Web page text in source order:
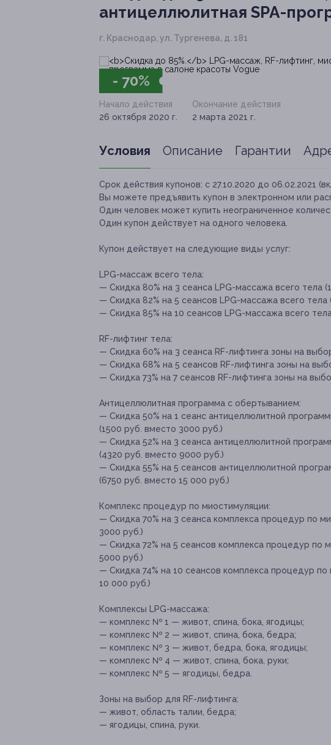
антицеллюлитная SPA-
г. Краснодар, ул. Тургенева, д. 181
- 70%
Начало действия
26 октября 2020 г.
Окончание действия
2 марта 2021 г.
Условия Описание Гарантии
Срок действия купонов: с 27.10.2020 до 06.02.2021
Вы можете предъявить купон в электронном или
Один человек может купить неограниченное
Один купон действует на одного человека.
Купон действует на следующие виды услуг:
LPG-массаж всего тела:
— Скидка 80% на 3 сеанса LPG-массажа всего тела
— Скидка 82% на 5 сеансов LPG-массажа всего
— Скидка 85% на 10 сеансов LPG-массажа всего
RF-лифтинг тела:
— Скидка 60% на 3 сеанса RF-лифтинга зоны на
— Скидка 68% на 5 сеансов RF-лифтинга зоны на
— Скидка 73% на 7 сеансов RF-лифтинга зоны на
Антицеллюлитная программа с обертыванием:
— Скидка 50% на 1 сеанс антицеллюлитной
(1500 руб. вместо 3000 руб.)
— Скидка 52% на 3 сеанса антицеллюлитной
(4320 руб. вместо 9000 руб.)
— Скидка 55% на 5 сеансов антицеллюлитной
(6750 руб. вместо 15 000 руб.)
Комплекс процедур по миостимуляции:
— Скидка 70% на 3 сеанса комплекса процедур по
3000 руб.)
— Скидка 72% на 5 сеансов комплекса процедур по
5000 руб.)
— Скидка 74% на 10 сеансов комплекса процедур
10 000 руб.)
Комплексы LPG-массажа:
— комплекс № 1 — живот, спина, бока, ягодицы;
— комплекс № 2 — живот, спина, бока, бедра;
— комплекс № 3 — живот, бедра, бока, ягодицы;
— комплекс № 4 — живот, спина, бока, руки;
— комплекс № 5 — ягодицы, бедра.
Зоны на выбор для RF-лифтинга:
— живот, область талии, бедра;
— ягодицы, спина, руки.